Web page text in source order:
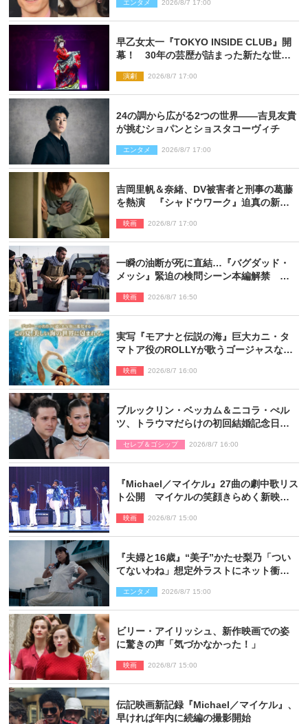
エンタメ 2026/8/7 17:00
早乙女太一『TOKYO INSIDE CLUB』開
幕！ 30年の芸歴が詰まった新たな世界
演劇 2026/8/7 17:00
24の調から広がる2つの世界――吉見友貴
が挑むショパンとショスタコーヴィチ
エンタメ 2026/8/7 17:00
吉岡里帆＆奈緒、DV被害者と刑事の葛藤
を熱演 『シャドウワーク』迫真の新場
映画 2026/8/7 17:00
一瞬の油断が死に直結…『バグダッド・
メッシ』緊迫の検問シーン本編解禁 監
映画 2026/8/7 16:50
実写『モアナと伝説の海』巨大カニ・タ
マトア役のROLLYが歌うゴージャスな劇
映画 2026/8/7 16:00
ブルックリン・ベッカム＆ニコラ・ぺル
ツ、トラウマだらけの初回結婚記念日は
セレブ＆ゴシップ 2026/8/7 16:00
『Michael／マイケル』27曲の劇中歌リス
ト公開 マイケルの笑顔きらめく新映像
映画 2026/8/7 15:00
『夫婦と16歳』“美子”かたせ梨乃「つい
てないわね」想定外ラストにネット衝撃
り）
エンタメ 2026/8/7 15:00
ビリー・アイリッシュ、新作映画での姿
に驚きの声「気づかなかった！」
映画 2026/8/7 15:00
伝記映画新記録『Michael／マイケル』、
早ければ年内に続編の撮影開始